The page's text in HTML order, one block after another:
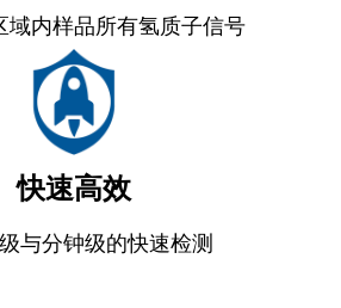
域内样品所有氢质子信号
快速高效
与分钟级的快速检测